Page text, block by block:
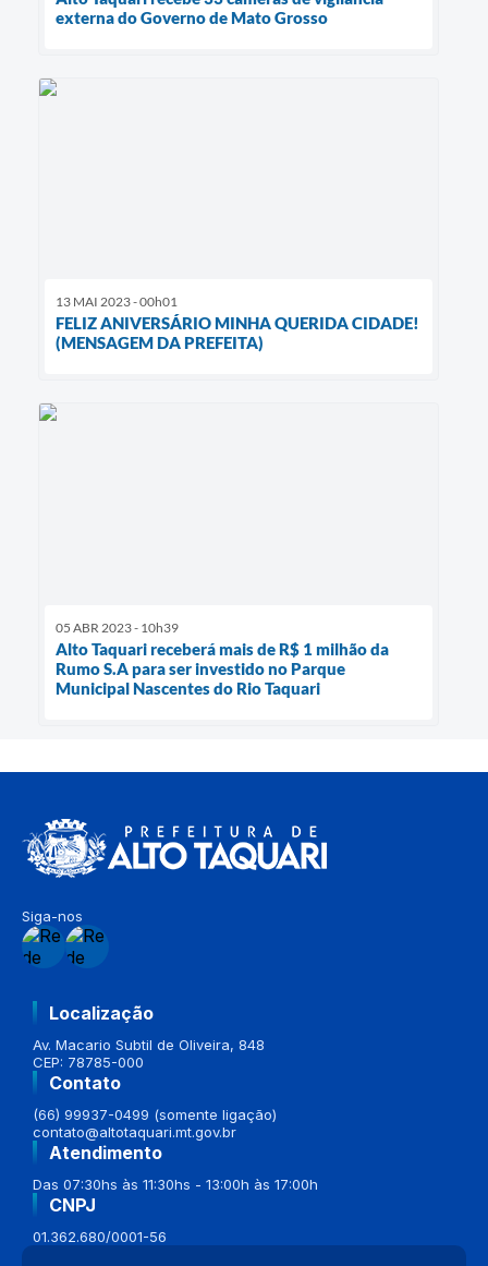
externa do Governo de Mato Grosso
13 MAI 2023 - 00h01
FELIZ ANIVERSÁRIO MINHA QUERIDA CIDADE!
(MENSAGEM DA PREFEITA)
05 ABR 2023 - 10h39
Alto Taquari receberá mais de R$ 1 milhão da
Rumo S.A para ser investido no Parque
Municipal Nascentes do Rio Taquari
Siga-nos
Localização
Av. Macario Subtil de Oliveira, 848
CEP: 78785-000
Contato
(66) 99937-0499 (somente ligação)
contato@altotaquari.mt.gov.br
Atendimento
Das 07:30hs às 11:30hs - 13:00h às 17:00h
CNPJ
01.362.680/0001-56